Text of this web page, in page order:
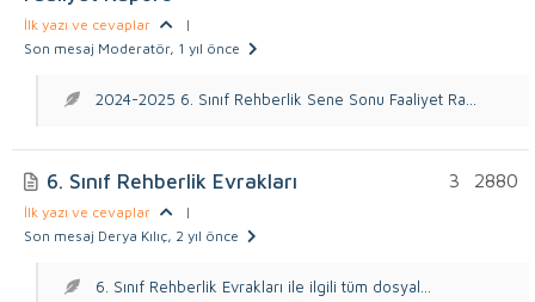
İlk yazı ve cevaplar
|
Son mesaj Moderatör, 1 yıl önce
2024-2025 6. Sınıf Rehberlik Sene Sonu Faaliyet Ra...
6. Sınıf Rehberlik Evrakları
İlk yazı ve cevaplar
|
Son mesaj Derya Kılıç, 2 yıl önce
2880
3
6. Sınıf Rehberlik Evrakları ile ilgili tüm dosyal...